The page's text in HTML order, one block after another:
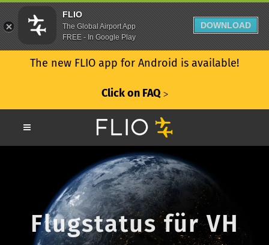
The new FLIO app for Android is available!
Click on FAQ ᐳ
Flugstatus für VH
FLIO
The Global Airport App
FREE - In Google Play
DOWNLOAD